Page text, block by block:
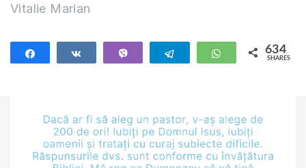
Vitalie Marian
Telegram WhatsApp
634
SHARES